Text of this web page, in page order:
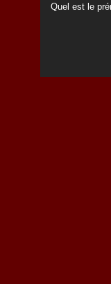
Quel est le